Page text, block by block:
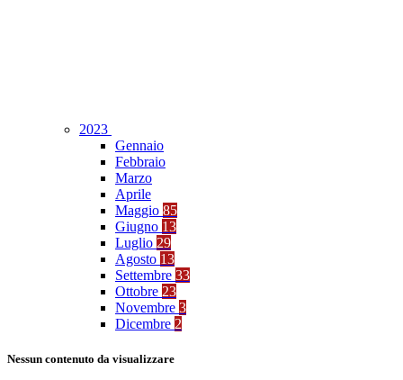
2023
Gennaio
Febbraio
Marzo
Aprile
Maggio 85
Giugno 13
Luglio 29
Agosto 13
Settembre 33
Ottobre 23
Novembre 3
Dicembre 2
Nessun contenuto da visualizzare